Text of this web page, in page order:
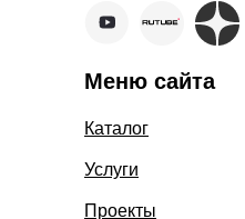
Меню сайта
Каталог
Услуги
Проекты